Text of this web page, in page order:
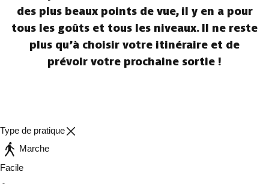
des plus beaux points de vue, il y en a pour
tous les goûts et tous les niveaux. Il ne reste
plus qu’à choisir votre itinéraire et de
prévoir votre prochaine sortie !
Type de pratique
Marche
Facile